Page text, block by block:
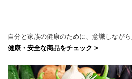
自分と家族の健康のために、意識しなが
健康・安全な商品をチェック >